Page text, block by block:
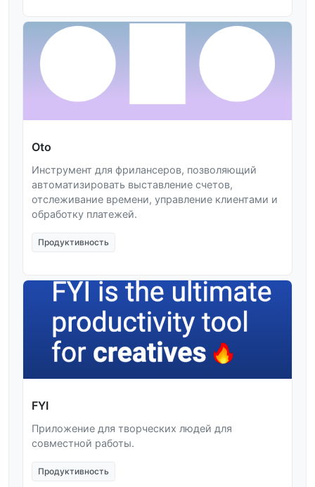
Oto
Инструмент для фрилансеров, позволяющий
автоматизировать выставление счетов,
отслеживание времени, управление клиентами и
обработку платежей.
Продуктивность
FYI
Приложение для творческих людей для
совместной работы.
Продуктивность